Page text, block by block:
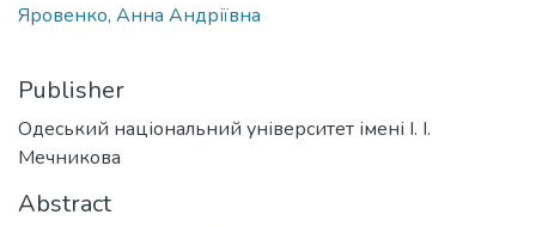
Яровенко, Анна Андріївна
Publisher
Одеський національний університет імені І. І.
Мечникова
Abstract